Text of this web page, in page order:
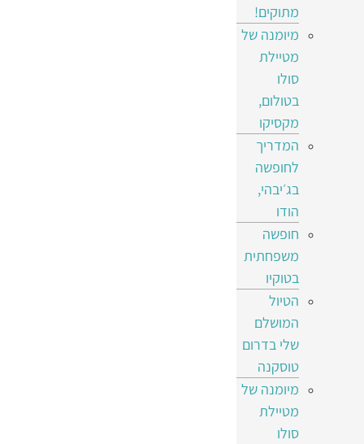
מתוקים!
מיומנה של
מטיילת
סולו
בטולום,
מקסיקו
המדריך
לחופשה
בג׳יבהי,
הודו
חופשה
משפחתית
בטוקיו
הטיול
המושלם
שלי בדרום
טוסקנה
מיומנה של
מטיילת
סולו